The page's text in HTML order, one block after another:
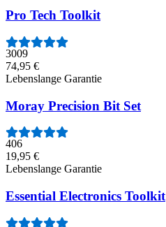
Pro Tech Toolkit
3009
74,95 €
Lebenslange Garantie
Moray Precision Bit Set
406
19,95 €
Lebenslange Garantie
Essential Electronics Toolkit